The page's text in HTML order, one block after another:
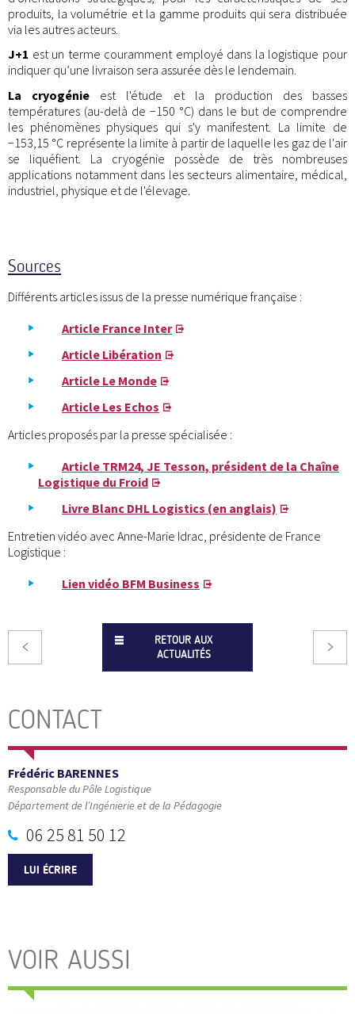
produits, la volumétrie et la gamme produits qui sera distribuée
via les autres acteurs.
J+1 est un terme couramment employé dans la logistique pour
indiquer qu’une livraison sera assurée dès le lendemain.
La cryogénie est l'étude et la production des basses
températures (au-delà de −150 °C) dans le but de comprendre
les phénomènes physiques qui s'y manifestent. La limite de
−153,15 °C représente la limite à partir de laquelle les gaz de l'air
se liquéfient. La cryogénie possède de très nombreuses
applications notamment dans les secteurs alimentaire, médical,
industriel, physique et de l'élevage.
Sources
Différents articles issus de la presse numérique française :
Article France Inter
Article Libération
Article Le Monde
Article Les Echos
Articles proposés par la presse spécialisée :
Article TRM24, JE Tesson, président de la Chaîne
Logistique du Froid
Livre Blanc DHL Logistics (en anglais)
Entretien vidéo avec Anne-Marie Idrac, présidente de France
Logistique :
Lien vidéo BFM Business
RETOUR AUX
ACTUALITÉS
CONTACT
Frédéric BARENNES
Responsable du Pôle Logistique
Département de l’Ingénierie et de la Pédagogie
06 25 81 50 12
LUI ÉCRIRE
VOIR AUSSI